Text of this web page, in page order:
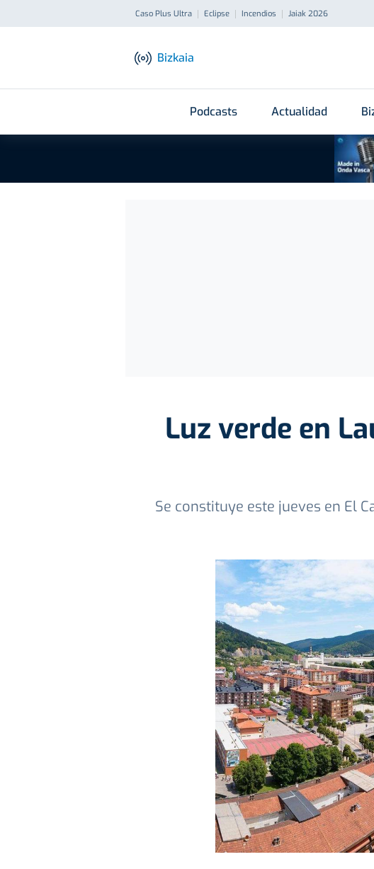
Caso Plus Ultra Eclipse Incendios Jaiak 2026
Bizkaia
Podcasts Actualidad
Luz verde en
Se constituye este jueves en El